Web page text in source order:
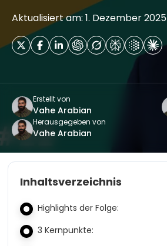
Aktualisiert am: 1. Dezember 2025
Erstellt von
Vahe Arabian
Herausgegeben von
Vahe Arabian
Inhaltsverzeichnis
Highlights der Folge:
3 Kernpunkte: